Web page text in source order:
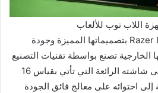
اللاب توب للألعاب
لطالما تميزت أجهزة Razer Blade بتصميماتها المميزة وجودة
الخارجية تصنع بواسطة تقنيات التصنيع
الآلي المتطورة، بالإضافة إلى شاشته الرائعة التي تأتي بقياس 16
إلى احتوائه على معالج فائق الجودة